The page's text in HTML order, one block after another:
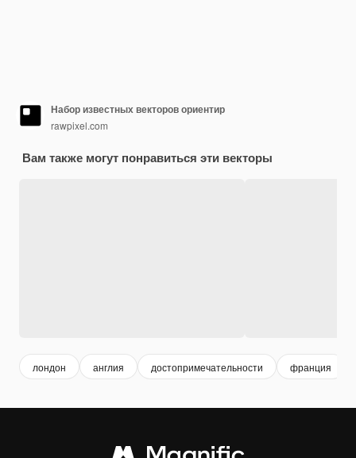
Набор известных векторов ориентир
rawpixel.com
Вам также могут понравиться эти векторы
лондон англия достопримечательности франция